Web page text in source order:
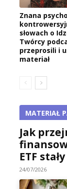
Znana
słowach o
Twórcy
przeprosili i
materiał
MATERIAŁ
Jak
ETF
24/07/2026